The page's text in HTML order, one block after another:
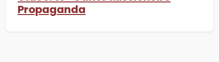
Propaganda